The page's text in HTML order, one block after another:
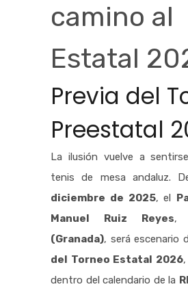
camino al
Estatal
Previa del
Preestatal
La ilusión vuelve a
tenis de mesa andaluz.
diciembre de 2025, el
Manuel Ruiz Reyes,
(Granada), será escenario
del Torneo Estatal 2026,
dentro del calendario de la